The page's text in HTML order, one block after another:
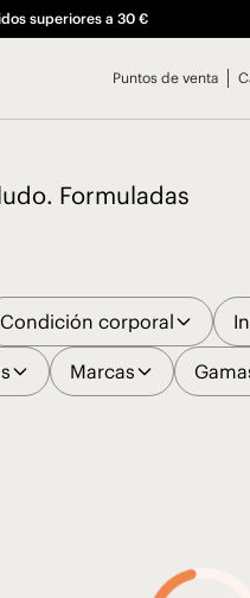
superiores a 30 €
Puntos de venta
Formuladas
Condición corporal
Marcas